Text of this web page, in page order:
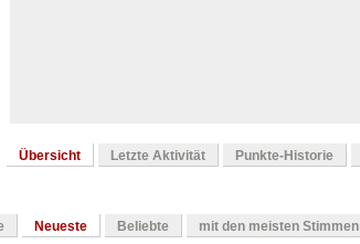
Übersicht Letzte Aktivität Punkte-Historie
Neueste Beliebte mit den meisten Stimmen